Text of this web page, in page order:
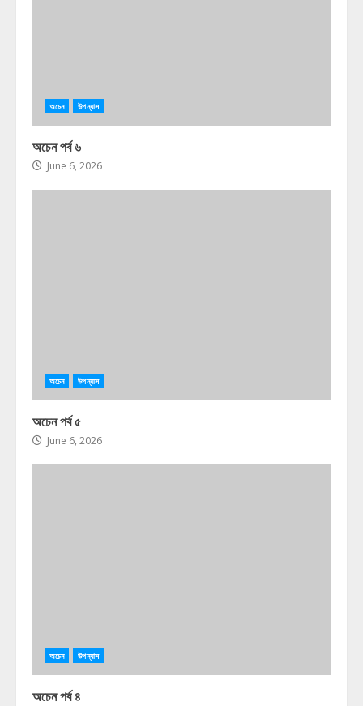
অচেন উপন্যাস
অচেন পর্ব ৬
June 6, 2026
অচেন উপন্যাস
অচেন পর্ব ৫
June 6, 2026
অচেন উপন্যাস
অচেন পর্ব ৪